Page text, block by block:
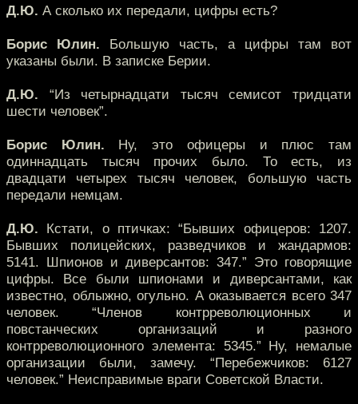
Д.Ю. А сколько их передали, цифры есть?
Борис Юлин. Большую часть, а цифры там вот
указаны были. В записке Берии.
Д.Ю. “Из четырнадцати тысяч семисот тридцати
шести человек”.
Борис Юлин. Ну, это офицеры и плюс там
одиннадцать тысяч прочих было. То есть, из
двадцати четырех тысяч человек, большую часть
передали немцам.
Д.Ю. Кстати, о птичках: “Бывших офицеров: 1207.
Бывших полицейских, разведчиков и жандармов:
5141. Шпионов и диверсантов: 347.” Это говорящие
цифры. Все были шпионами и диверсантами, как
известно, облыжно, огульно. А оказывается всего 347
человек. “Членов контрреволюционных и
повстанческих организаций и разного
контрреволюционного элемента: 5345.” Ну, немалые
организации были, замечу. “Перебежчиков: 6127
человек.” Неисправимые враги Советской Власти.